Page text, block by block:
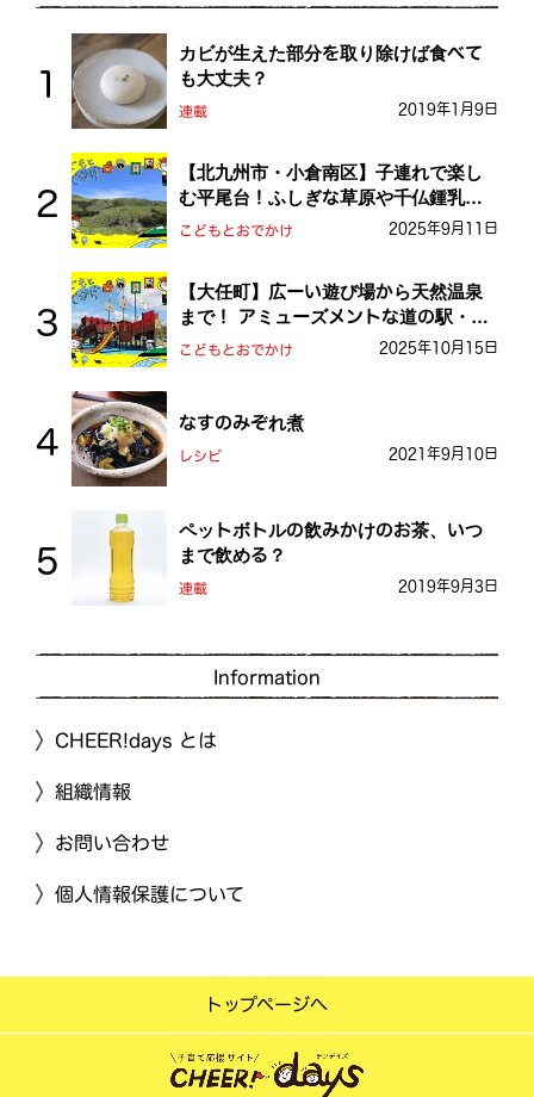
カビが生えた部分を取り除けば食べて
も大丈夫？
連載 2019年1月9日
【北九州市・小倉南区】子連れで楽し
む平尾台！ふしぎな草原や千仏鍾乳洞
を探検しよう！
こどもとおでかけ 2025年9月11日
【大任町】広ーい遊び場から天然温泉
まで！ アミューズメントな道の駅・お
おとう桜街道
こどもとおでかけ 2025年10月15日
なすのみぞれ煮
レシピ 2021年9月10日
ペットボトルの飲みかけのお茶、いつ
まで飲める？
連載 2019年9月3日
Information
CHEER!days とは
組織情報
お問い合わせ
個人情報保護について
トップページへ